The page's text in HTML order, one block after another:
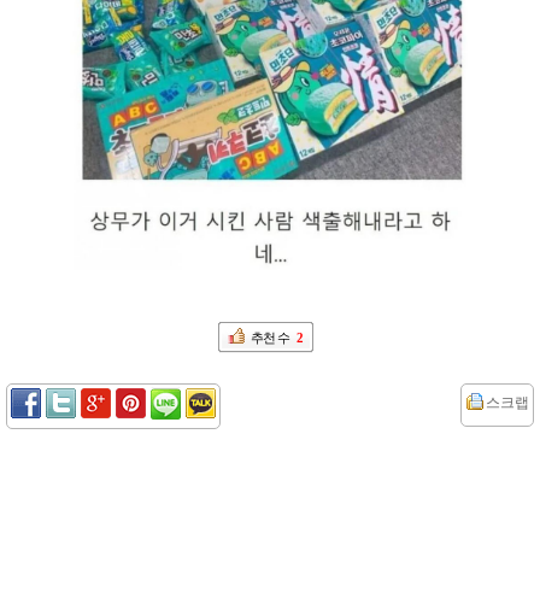
추천 수 2
스크랩